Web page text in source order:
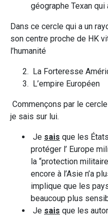
géographe Texan
Dans ce cercle qui a un
son centre proche de HK
l’humanité
La Forteresse
L’empire Européen
Commençons par le
je sais sur lui.
Je sais que les
protéger l’ Europe
la “protection
encore à l’Asie n’a
implique que les
beaucoup plus
Je sais que les